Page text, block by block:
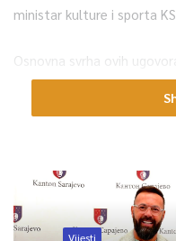
ministar kulture i sporta KS
Osnovna svrha ovih
regulisanje međusobnih
naučnoistraživačkog,
produkcije i izvođenja
sudjelovanje u
istraživačkim projektima.
Vijesti